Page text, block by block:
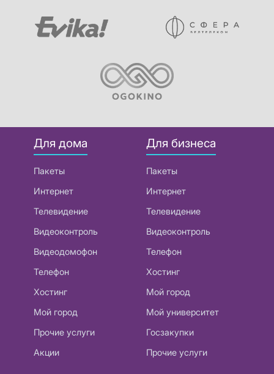
Для дома
Пакеты
Интернет
Телевидение
Видеоконтроль
Видеодомофон
Телефон
Хостинг
Мой город
Прочие услуги
Акции
Для бизнеса
Пакеты
Интернет
Телевидение
Видеоконтроль
Телефон
Хостинг
Мой город
Мой университет
Госзакупки
Прочие услуги